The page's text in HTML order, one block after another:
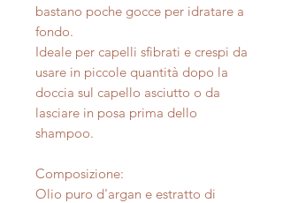
bastano poche gocce per idratare a
fondo.
Ideale per capelli sfibrati e crespi da
usare in piccole quantità dopo la
doccia sul capello asciutto o da
lasciare in posa prima dello
shampoo.
Composizione:
Olio puro d'argan e estratto di